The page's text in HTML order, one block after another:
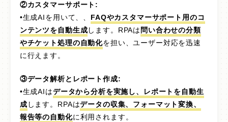
②カスタマーサポート:
•生成AIを用いて、、 FAQやカスタマーサポート用のコ
ンテンツを自動生成します。RPAは 問い合わせの分類
やチケット処理の自動化を担い、ユーザー対応を迅速
に行えます。
③データ解析とレポート作成:
•生成AIはデータから分析を実施し、レポートを自動生
成 します。RPAはデータの収集、フォーマット変換、
報告等の自動化に利用されます。